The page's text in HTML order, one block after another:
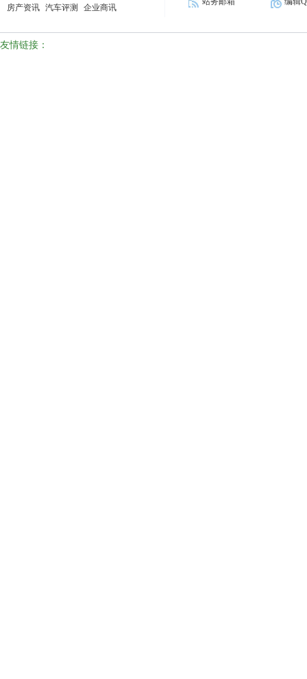
房产资讯 汽车评测 企业商讯
友情链接：